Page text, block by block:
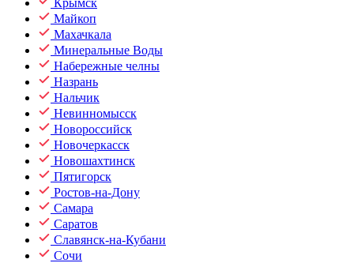
Крымск
Майкоп
Махачкала
Минеральные Воды
Набережные челны
Назрань
Нальчик
Невинномысск
Новороссийск
Новочеркасск
Новошахтинск
Пятигорск
Ростов-на-Дону
Самара
Саратов
Славянск-на-Кубани
Сочи